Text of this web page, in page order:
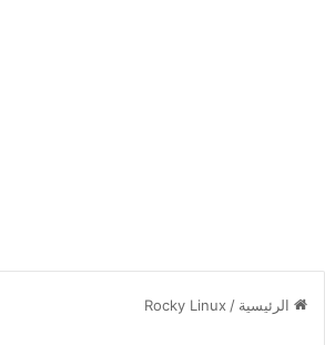
الرئيسية /
Rocky Linux